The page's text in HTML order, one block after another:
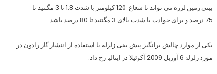
بینی زمین لرزه می تواند تا شعاع 120 کیلومتر با شدت 1.8 تا 3 مگنتید تا
75 درصد و برای حوادث با شدت بالای 3 مگنتید تا 80 درصد باشد.
یکی از موارد چالش برانگیز پیش بینی زلزله با استفاده از انتشار گاز رادون در
مورد زلزله 6 آوریل 2009 آکوئیلا در ایتالیا رخ داد.